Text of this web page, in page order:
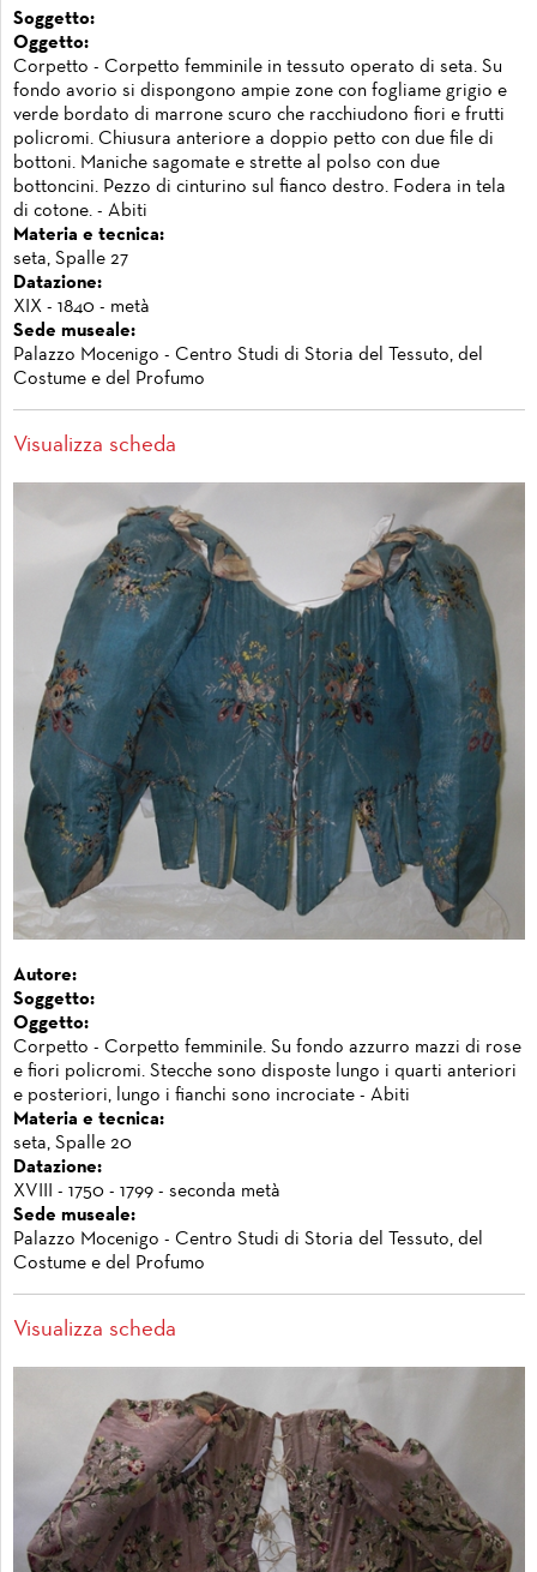
Soggetto:
Oggetto:
Corpetto - Corpetto femminile in tessuto operato di seta. Su
fondo avorio si dispongono ampie zone con fogliame grigio e
verde bordato di marrone scuro che racchiudono fiori e frutti
policromi. Chiusura anteriore a doppio petto con due file di
bottoni. Maniche sagomate e strette al polso con due
bottoncini. Pezzo di cinturino sul fianco destro. Fodera in tela
di cotone. - Abiti
Materia e tecnica:
seta, Spalle 27
Datazione:
XIX - 1840 - metà
Sede museale:
Palazzo Mocenigo - Centro Studi di Storia del Tessuto, del
Costume e del Profumo
Visualizza scheda
Autore:
Soggetto:
Oggetto:
Corpetto - Corpetto femminile. Su fondo azzurro mazzi di rose
e fiori policromi. Stecche sono disposte lungo i quarti anteriori
e posteriori, lungo i fianchi sono incrociate - Abiti
Materia e tecnica:
seta, Spalle 20
Datazione:
XVIII - 1750 - 1799 - seconda metà
Sede museale:
Palazzo Mocenigo - Centro Studi di Storia del Tessuto, del
Costume e del Profumo
Visualizza scheda